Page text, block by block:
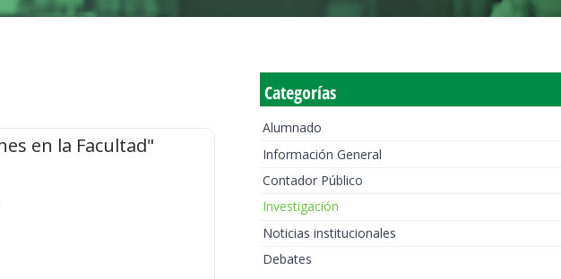
en la Facultad"
Categorías
Alumnado
Información General
Contador Público
Investigación
Noticias institucionales
Debates